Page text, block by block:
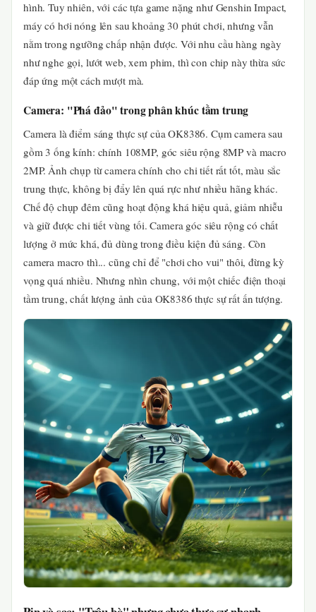
hình. Tuy nhiên, với các tựa game nặng như Genshin Impact,
máy có hơi nóng lên sau khoảng 30 phút chơi, nhưng vẫn
nằm trong ngưỡng chấp nhận được. Với nhu cầu hàng ngày
như nghe gọi, lướt web, xem phim, thì con chip này thừa sức
đáp ứng một cách mượt mà.
Camera: "Phá đảo" trong phân khúc tầm trung
Camera là điểm sáng thực sự của OK8386. Cụm camera sau
gồm 3 ống kính: chính 108MP, góc siêu rộng 8MP và macro
2MP. Ảnh chụp từ camera chính cho chi tiết rất tốt, màu sắc
trung thực, không bị đẩy lên quá rực như nhiều hãng khác.
Chế độ chụp đêm cũng hoạt động khá hiệu quả, giảm nhiễu
và giữ được chi tiết vùng tối. Camera góc siêu rộng có chất
lượng ở mức khá, đủ dùng trong điều kiện đủ sáng. Còn
camera macro thì... cũng chỉ để "chơi cho vui" thôi, đừng kỳ
vọng quá nhiều. Nhưng nhìn chung, với một chiếc điện thoại
tầm trung, chất lượng ảnh của OK8386 thực sự rất ấn tượng.